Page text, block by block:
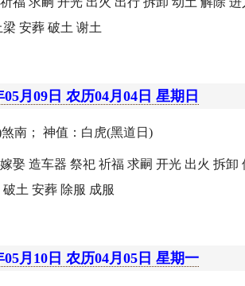
安葬 破土 谢土
05月09日 农历04月04日 星期日
南； 神值：白虎(黑道日)
娶 造车器 祭祀 祈福 求嗣 开光 出火 拆卸
土 安葬 除服 成服
05月10日 农历04月05日 星期一